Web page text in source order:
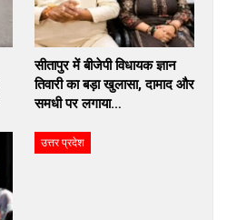
सीतापुर में बीजेपी विधायक ज्ञान
तिवारी का बड़ा खुलासा, दामाद और
समधी पर लगाया…
उत्तर प्रदेश